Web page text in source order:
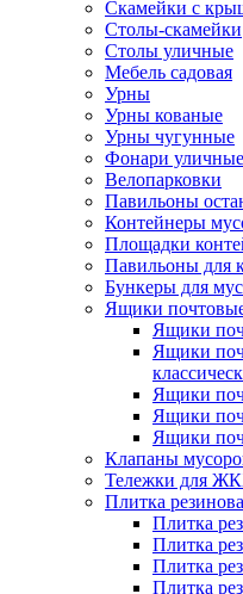
Скамейки с
Столы-скамейки
Столы уличные
Мебель садовая
Урны
Урны кованые
Урны чугунные
Фонари уличные
Велопарковки
Павильоны
Контейнеры
Площадки
Павильоны для
Бункеры для
Ящики
Ящики
Ящики
Ящики
Ящики
Ящики
Клапаны
Тележки для
Плитка
Плитка
Плитка
Плитка
Плитка